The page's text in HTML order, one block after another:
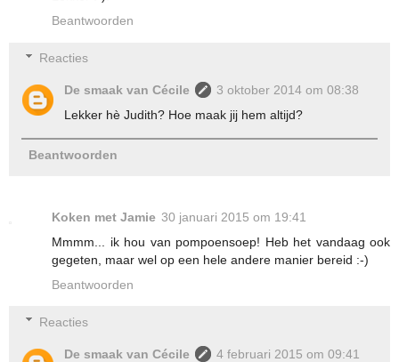
Beantwoorden
Reacties
De smaak van Cécile
3 oktober 2014 om 08:38
Lekker hè Judith? Hoe maak jij hem altijd?
Beantwoorden
Koken met Jamie 30 januari 2015 om 19:41
Mmmm... ik hou van pompoensoep! Heb het vandaag ook
gegeten, maar wel op een hele andere manier bereid :-)
Beantwoorden
Reacties
De smaak van Cécile
4 februari 2015 om 09:41